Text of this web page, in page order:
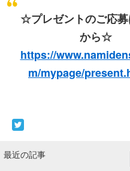
☆プレゼントのご応募
から☆
https://
m/mypage/
最近の記事
ライター/寄稿メディア